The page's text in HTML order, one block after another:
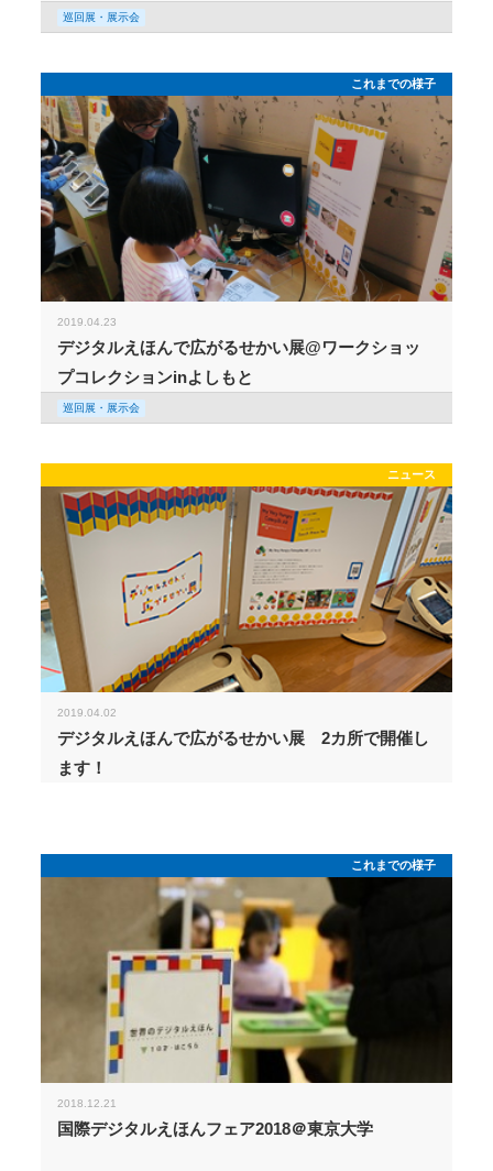
巡回展・展示会
これまでの様子
2019.04.23
デジタルえほんで広がるせかい展@ワークショッ
プコレクションinよしもと
巡回展・展示会
ニュース
2019.04.02
デジタルえほんで広がるせかい展 2カ所で開催し
ます！
これまでの様子
2018.12.21
国際デジタルえほんフェア2018＠東京大学